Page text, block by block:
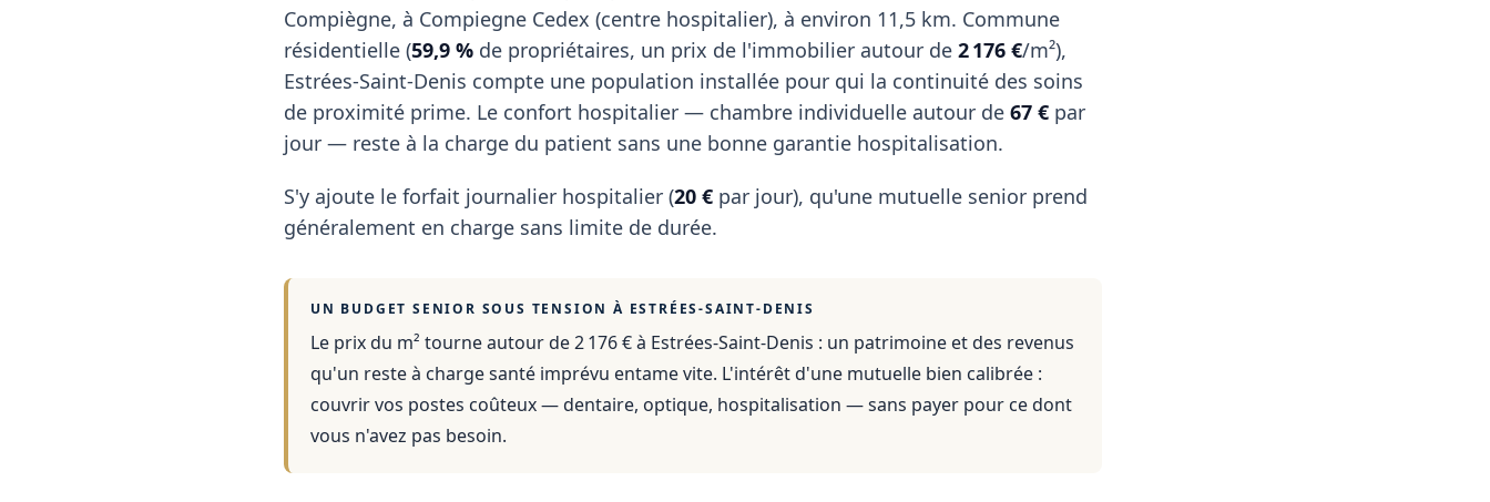
Compiègne, à Compiegne Cedex (centre hospitalier), à environ 11,5 km. Commune
résidentielle (59,9 % de propriétaires, un prix de l'immobilier autour de 2 176 €/m²),
Estrées-Saint-Denis compte une population installée pour qui la continuité des soins
de proximité prime. Le confort hospitalier — chambre individuelle autour de 67 € par
jour — reste à la charge du patient sans une bonne garantie hospitalisation.
S'y ajoute le forfait journalier hospitalier (20 € par jour), qu'une mutuelle senior prend
généralement en charge sans limite de durée.
UN BUDGET SENIOR SOUS TENSION À ESTRÉES-SAINT-DENIS
Le prix du m² tourne autour de 2 176 €à Estrées-Saint-Denis : un patrimoine et des revenus
qu'un reste à charge santé imprévu entame vite. L'intérêt d'une mutuelle bien calibrée :
couvrir vos postes coûteux — dentaire, optique, hospitalisation — sans payer pour ce dont
vous n'avez pas besoin.